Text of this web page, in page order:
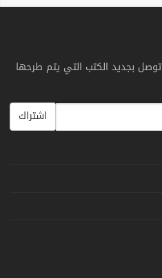
بجديد الكتب التي يتم طرحها
اشتراك